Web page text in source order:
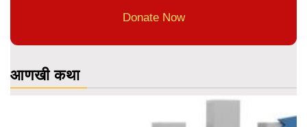
Donate Now
आणखी कथा